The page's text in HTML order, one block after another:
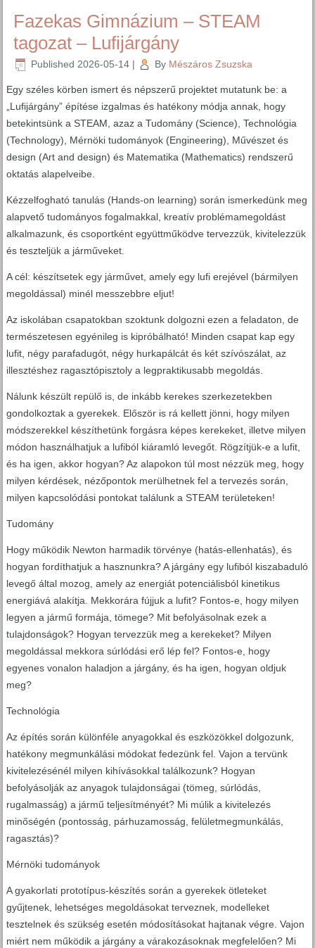
Fazekas Gimnázium – STEAM
tagozat – Lufijárgány
Published 2026-05-14 | By Mészáros Zsuzska
Egy széles körben ismert és népszerű projektet mutatunk be: a
„Lufijárgány” építése izgalmas és hatékony módja annak, hogy
betekintsünk a STEAM, azaz a Tudomány (Science), Technológia
(Technology), Mérnöki tudományok (Engineering), Művészet és
design (Art and design) és Matematika (Mathematics) rendszerű
oktatás alapelveibe.
Kézzelfogható tanulás (Hands-on learning) során ismerkedünk meg
alapvető tudományos fogalmakkal, kreatív problémamegoldást
alkalmazunk, és csoportként együttműködve tervezzük, kivitelezzük
és teszteljük a járműveket.
A cél: készítsetek egy járművet, amely egy lufi erejével (bármilyen
megoldással) minél messzebbre eljut!
Az iskolában csapatokban szoktunk dolgozni ezen a feladaton, de
természetesen egyénileg is kipróbálható! Minden csapat kap egy
lufit, négy parafadugót, négy hurkapálcát és két szívószálat, az
illesztéshez ragasztópisztoly a legpraktikusabb megoldás.
Nálunk készült repülő is, de inkább kerekes szerkezetekben
gondolkoztak a gyerekek. Először is rá kellett jönni, hogy milyen
módszerekkel készíthetünk forgásra képes kerekeket, illetve milyen
módon használhatjuk a lufiból kiáramló levegőt. Rögzítjük-e a lufit,
és ha igen, akkor hogyan? Az alapokon túl most nézzük meg, hogy
milyen kérdések, nézőpontok merülhetnek fel a tervezés során,
milyen kapcsolódási pontokat találunk a STEAM területeken!
Tudomány
Hogy működik Newton harmadik törvénye (hatás-ellenhatás), és
hogyan fordíthatjuk a hasznunkra? A járgány egy lufiból kiszabaduló
levegő által mozog, amely az energiát potenciálisból kinetikus
energiává alakítja. Mekkorára fújjuk a lufit? Fontos-e, hogy milyen
legyen a jármű formája, tömege? Mit befolyásolnak ezek a
tulajdonságok? Hogyan tervezzük meg a kerekeket? Milyen
megoldással mekkora súrlódási erő lép fel? Fontos-e, hogy
egyenes vonalon haladjon a járgány, és ha igen, hogyan oldjuk
meg?
Technológia
Az építés során különféle anyagokkal és eszközökkel dolgozunk,
hatékony megmunkálási módokat fedezünk fel. Vajon a tervünk
kivitelezésénél milyen kihívásokkal találkozunk? Hogyan
befolyásolják az anyagok tulajdonságai (tömeg, súrlódás,
rugalmasság) a jármű teljesítményét? Mi múlik a kivitelezés
minőségén (pontosság, párhuzamosság, felületmegmunkálás,
ragasztás)?
Mérnöki tudományok
A gyakorlati prototípus-készítés során a gyerekek ötleteket
gyűjtenek, lehetséges megoldásokat terveznek, modelleket
tesztelnek és szükség esetén módosításokat hajtanak végre. Vajon
miért nem működik a járgány a várakozásoknak megfelelően? Mi